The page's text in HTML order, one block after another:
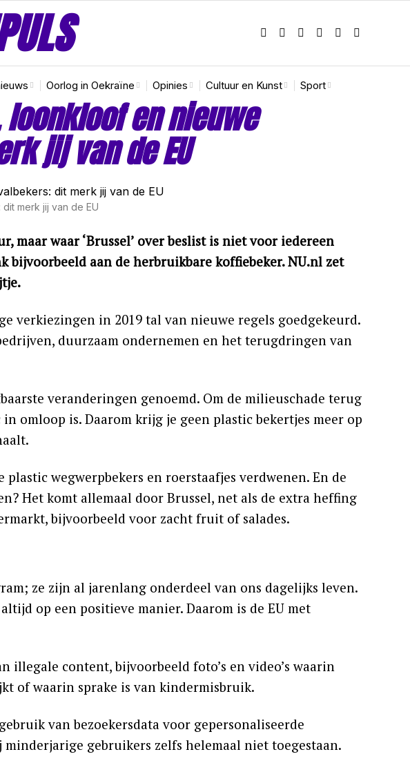
Oorlog in Oekraïne Opinies Cultuur en Kunst Sport
en nieuwe
jij van de EU
merk jij van de EU
maar waar ‘Brussel’ over beslist is niet voor iedereen
bijvoorbeeld aan de herbruikbare koffiebeker. NU.nl zet
verkiezingen in 2019 tal van nieuwe regels goedgekeurd.
duurzaam ondernemen en het terugdringen van
veranderingen genoemd. Om de milieuschade terug
omloop is. Daarom krijg je geen plastic bekertjes meer op
wegwerpbekers en roerstaafjes verdwenen. En de
Het komt allemaal door Brussel, net als de extra heffing
bijvoorbeeld voor zacht fruit of salades.
ze zijn al jarenlang onderdeel van ons dagelijks leven.
op een positieve manier. Daarom is de EU met
illegale content, bijvoorbeeld foto’s en video’s waarin
of waarin sprake is van kindermisbruik.
van bezoekersdata voor gepersonaliseerde
gebruikers zelfs helemaal niet toegestaan.